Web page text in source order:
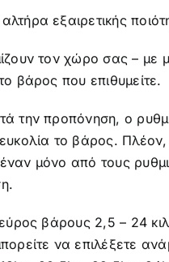
εξαιρετικής
τον χώρο σας – με
βάρος που επιθυμείτε.
την προπόνηση, ο
το βάρος. Πλέον,
μόνο από τους
βάρους 2,5 – 24
να επιλέξετε